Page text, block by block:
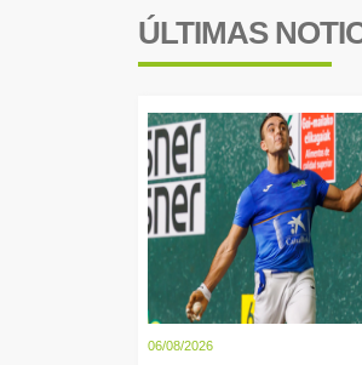
ÚLTIMAS
06/08/2026